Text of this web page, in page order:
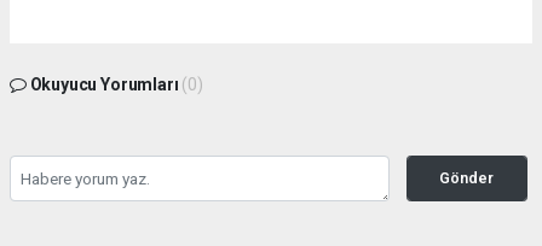
Okuyucu Yorumları (0)
Gönder